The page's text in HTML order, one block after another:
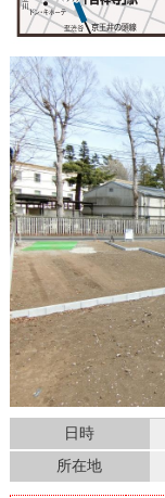
日時
所在地